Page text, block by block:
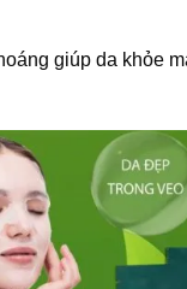
giúp da khỏe